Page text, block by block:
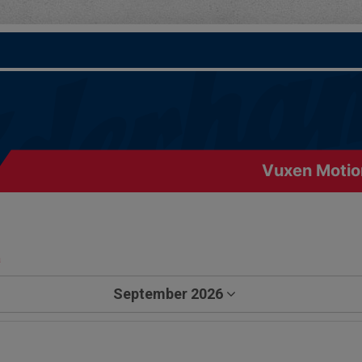
Vuxen
September 2026